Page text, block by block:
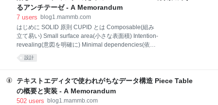
library for building fast, lightweight web components.
と謳われる通り、Web Components 構築用の軽量なラ
の Polyfill ライブ
るアンチテーゼ - A Memorandum
7 users blog1.mammb.com
はじめに SOLID 原則 CUPID とは Composable(組み
立て易い) Small surface area(小さな表面積) Intention-
revealing(意図を明確に) Minimal dependencies(依存
は最小限に) Unix philosophy(Unix哲学) A simple,
consistent model(シンプルで一貫性のあるモデル)
一責任) Predictable(予測通り) Behaves as
expected(期待通りに動作する) Deterministic(決定論
的) Observable(観察可能) Idiomatic(慣用的な)
設計
テキストエディタで使われがちなデータ構造 Piece Table
の概要と実装 - A Memorandum
502 users blog1.mammb.com